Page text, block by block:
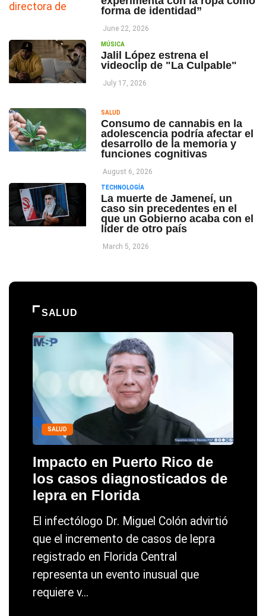
forma de identidad”
June 22, 2026
MÚSICA
Jalil López estrena el
videoclip de "La Culpable"
July 17, 2026
SALUD
Consumo de cannabis en la
adolescencia podría afectar el
desarrollo de la memoria y
funciones cognitivas
August 6, 2026
TECHNOLOGÍA
La muerte de Jameneí, un
caso sin precedentes en el
que un Gobierno acaba con el
líder de otro país
March 5, 2026
SALUD
SALUD
Impacto en Puerto Rico de
los casos diagnosticados de
lepra en Florida
El infectólogo Dr. Miguel Colón advirtió
que el incremento de casos de lepra
registrado en Florida Central
representa un evento inusual que
requiere v...